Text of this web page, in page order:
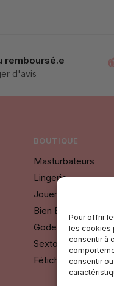
Pour offrir
les cookies
consentir à
consentir
remboursé.e
d'avis
BOUTIQUE
Masturbateurs
Lingerie
Jouer à 2
Bien Etre
Godes
Sextoys
Fétichisme SM